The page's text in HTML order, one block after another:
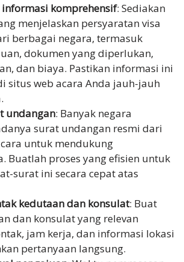
komprehensif: Sediakan
menjelaskan persyaratan visa
berbagai negara, termasuk
dokumen yang diperlukan,
dan biaya. Pastikan informasi ini
situs web acara Anda jauh-jauh
undangan: Banyak negara
surat undangan resmi dari
untuk mendukung
Buatlah proses yang efisien untuk
surat ini secara cepat atas
kedutaan dan konsulat: Buat
dan konsulat yang relevan
jam kerja, dan informasi lokasi
pertanyaan langsung.